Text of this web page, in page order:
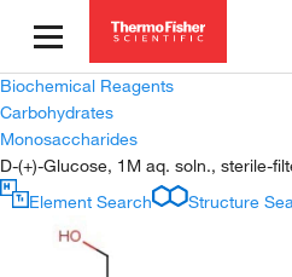
Biochemical Reagents
Carbohydrates
Monosaccharides
D-(+)-Glucose, 1M aq. soln., sterile-
Element Search
Structure